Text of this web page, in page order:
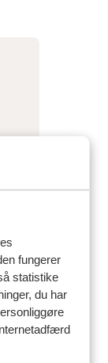
fungerer
statistike
du har